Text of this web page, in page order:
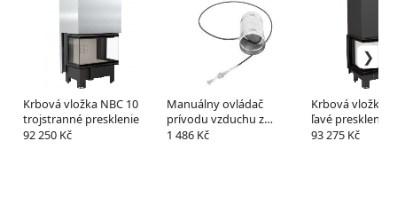
Krbová vložka NBC 10
trojstranné presklenie
92 250 Kč
Manuálny ovládač
prívodu vzduchu z
exterieru
1 486 Kč
Krbová vložka
ľavé presklenie s
výsuvným
93 275 Kč